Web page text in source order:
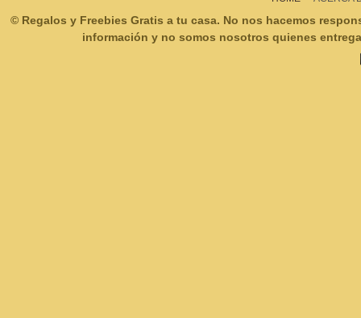
© Regalos y Freebies Gratis a tu casa. No nos hacemos
información y no somos nosotros quienes